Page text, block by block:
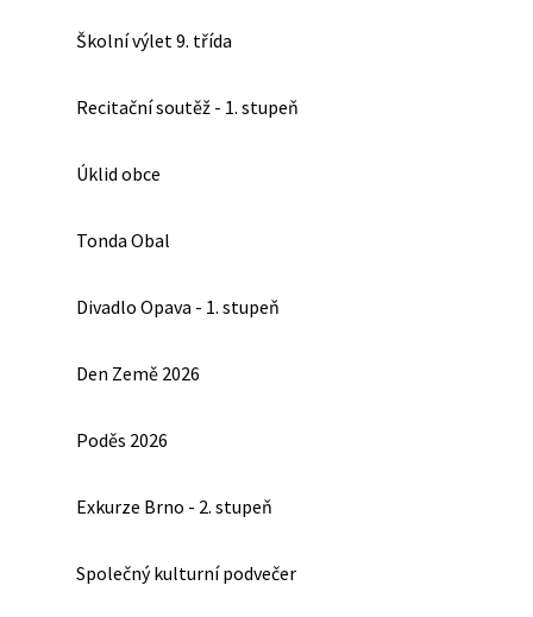
Školní výlet 9. třída
Recitační soutěž - 1. stupeň
Úklid obce
Tonda Obal
Divadlo Opava - 1. stupeň
Den Země 2026
Poděs 2026
Exkurze Brno - 2. stupeň
Společný kulturní podvečer